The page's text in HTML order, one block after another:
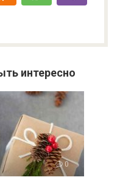
интересно
0